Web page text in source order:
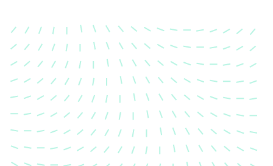
Karosserievermessung
Unsere exakte Karosserievermessung stellt sicher,
dass Ihre Fahrzeugkarosserie nach einem Unfall
wieder in ihren ursprünglichen Zustand gebracht
wird.